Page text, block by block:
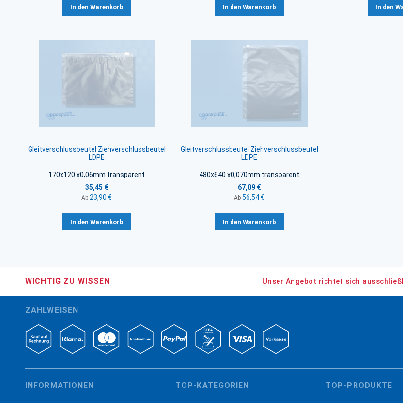
In den Warenkorb In den Warenkorb In den
Gleitverschlussbeutel Ziehverschlussbeutel
LDPE
170x120 x0,06mm transparent
35,45 €
Ab 23,90 €
In den Warenkorb
Gleitverschlussbeutel Ziehverschlussbeutel
LDPE
480x640 x0,070mm transparent
67,09 €
Ab 56,54 €
In den Warenkorb
WICHTIG ZU WISSEN Unser Angebot richtet sich
ZAHLWEISEN
INFORMATIONEN TOP-KATEGORIEN TOP-PRODUKTE